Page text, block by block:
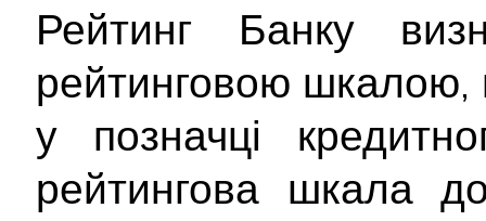
Рейтинг Банку
рейтинговою шкалою,
у позначці
рейтингова шкала